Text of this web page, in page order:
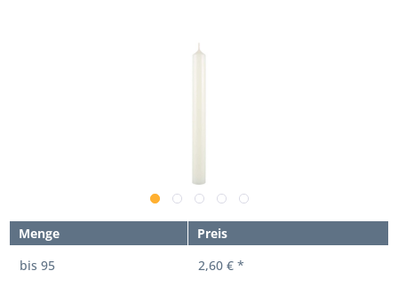
Menge
Preis
bis 95 2,60 € *